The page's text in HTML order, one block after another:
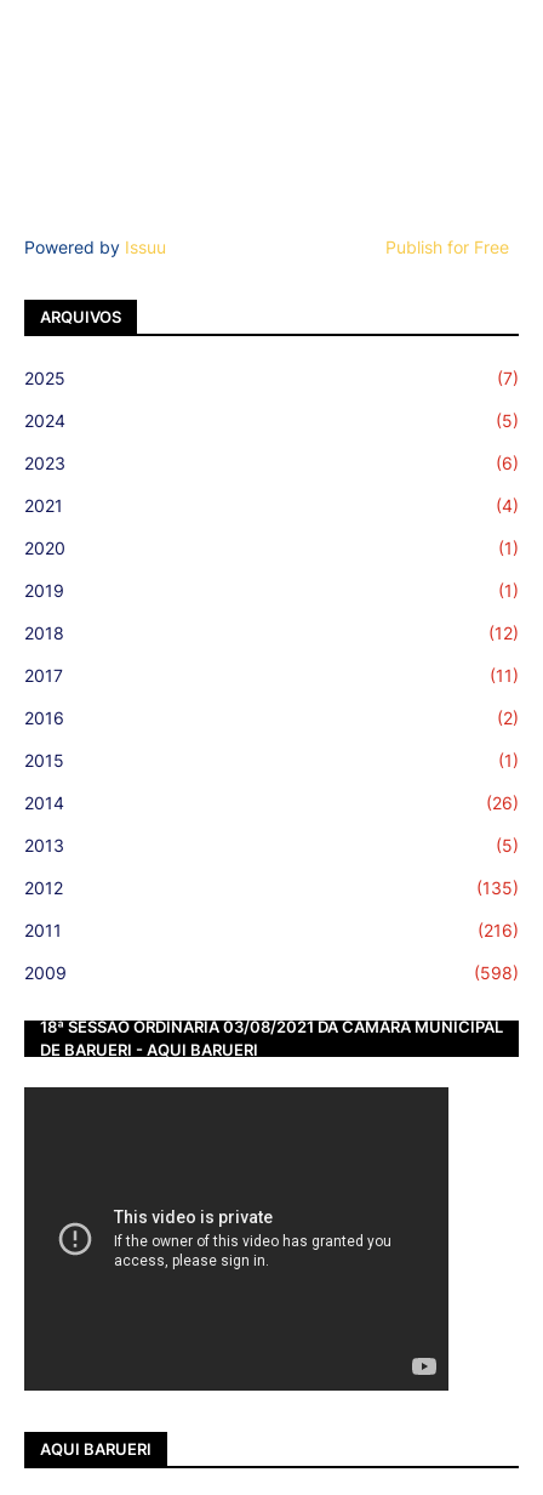
Powered by Issuu Publish for Free
ARQUIVOS
2025 (7)
2024 (5)
2023 (6)
2021 (4)
2020 (1)
2019 (1)
2018 (12)
2017 (11)
2016 (2)
2015 (1)
2014 (26)
2013 (5)
2012 (135)
2011 (216)
2009 (598)
18ª SESSÃO ORDINÁRIA 03/08/2021 DA CÂMARA MUNICIPAL
DE BARUERI - AQUI BARUERI
AQUI BARUERI